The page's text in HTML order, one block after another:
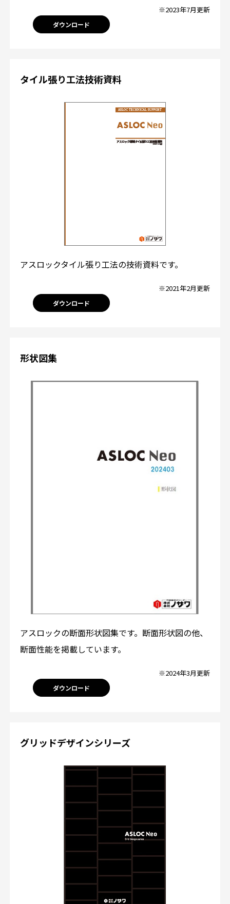
※2023年7月更新
ダウンロード
タイル張り工法技術資料
アスロックタイル張り工法の技術資料です。
※2021年2月更新
ダウンロード
形状図集
アスロックの断面形状図集です。断面形状図の他、
断面性能を掲載しています。
※2024年3月更新
ダウンロード
グリッドデザインシリーズ